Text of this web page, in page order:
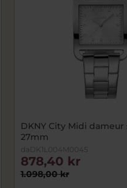
DKNY City Midi dameur
27mm
daDK1L004M0045
1.098,00 kr
878,40 kr